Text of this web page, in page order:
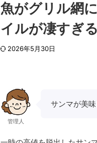
魚がグリル網
イルが凄すぎる
2026年5月30日
管理人
サンマが美味